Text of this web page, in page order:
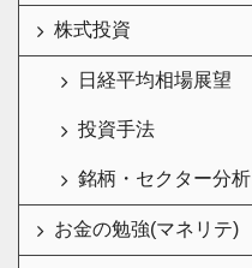
株式投資
日経平均相場展望
投資手法
銘柄・セクター分析
お金の勉強(マネリテ)